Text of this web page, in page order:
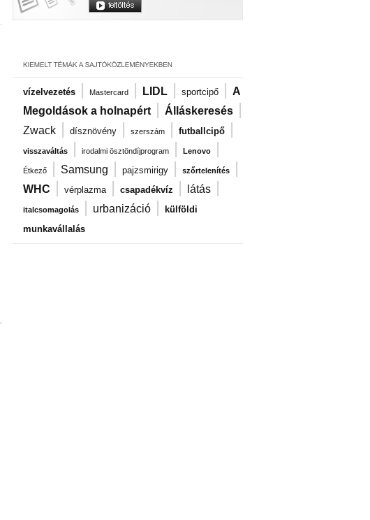
vízelvezetés | Mastercard | LIDL | sportcipő | A
Megoldások a holnapért | Álláskeresés |
Zwack | dísznövény | szerszám | futballcipő |
visszaváltás | irodalmi ösztöndíjprogram | Lenovo |
Étkező | Samsung | pajzsmirigy | szőrtelenítés |
WHC | vérplazma | csapadékvíz | látás |
italcsomagolás | urbanizáció |
külföldi
munkavállalás